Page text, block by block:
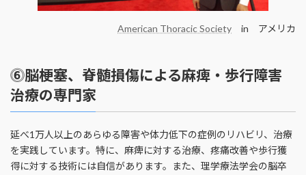
American Thoracic Society in アメリカ
⓺脳梗塞、脊髄損傷による麻痺・歩行障害
治療の専門家
延べ1万人以上のあらゆる障害や体力低下の症例のリハビリ、治療
を実践しています。特に、麻痺に対する治療、疼痛改善や歩行獲
得に対する技術には自信があります。また、理学療法学会の脳卒